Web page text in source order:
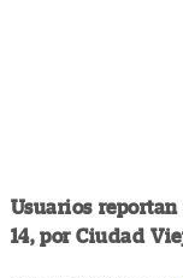
Usuarios
14, por Ciudad